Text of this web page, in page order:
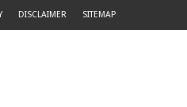
DISCLAIMER SITEMAP